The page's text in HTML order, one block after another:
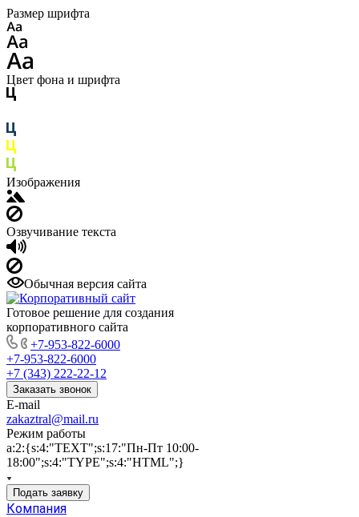
Размер шрифта
Цвет фона и шрифта
Изображения
Озвучивание текста
Обычная версия сайта
Готовое решение для создания
корпоративного сайта
+7-953-822-6000
+7-953-822-6000
+7 (343) 222-22-12
Заказать звонок
E-mail
zakaztral@mail.ru
Режим работы
a:2:{s:4:"TEXT";s:17:"Пн-Пт 10:00-
18:00";s:4:"TYPE";s:4:"HTML";}
Подать заявку
Компания